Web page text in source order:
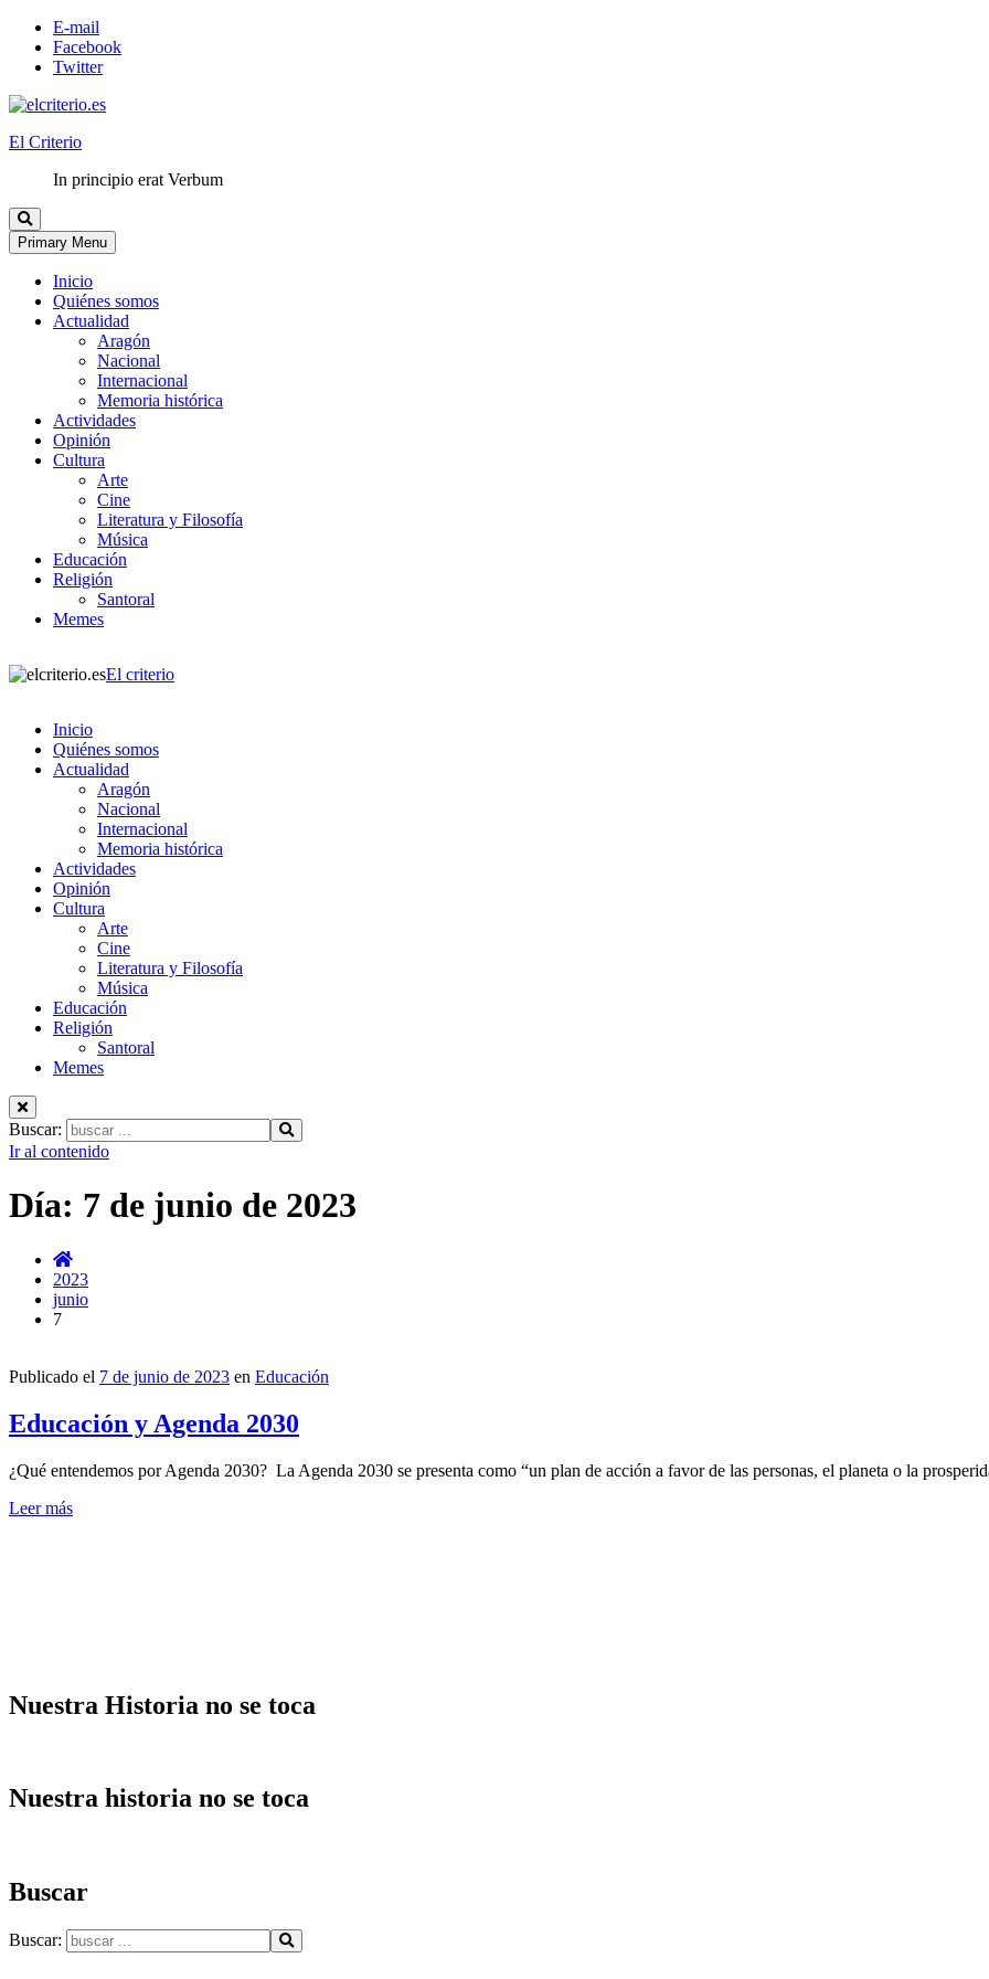
E-mail
Facebook
Twitter
El Criterio
In principio erat Verbum
Primary Menu
Inicio
Quiénes somos
Actualidad
Aragón
Nacional
Internacional
Memoria histórica
Actividades
Opinión
Cultura
Arte
Cine
Literatura y Filosofía
Música
Educación
Religión
Santoral
Memes
El criterio
Inicio
Quiénes somos
Actualidad
Aragón
Nacional
Internacional
Memoria histórica
Actividades
Opinión
Cultura
Arte
Cine
Literatura y Filosofía
Música
Educación
Religión
Santoral
Memes
Buscar:
Ir al contenido
Día: 7 de junio de 2023
2023
junio
7
Publicado el 7 de junio de 2023 en Educación
Educación y Agenda 2030
¿Qué entendemos por Agenda 2030? La Agenda 2030 se presenta como “un plan de acción a favor de las personas, el planeta o la
Leer más
Nuestra Historia no se toca
Nuestra historia no se toca
Buscar
Buscar: